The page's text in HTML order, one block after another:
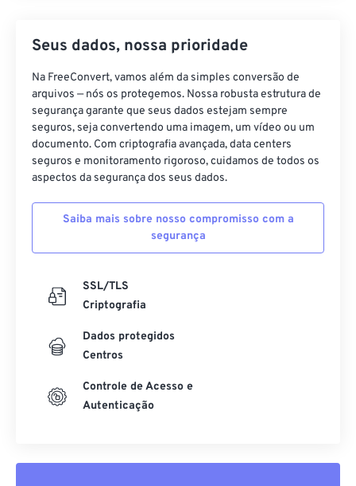
Seus dados, nossa prioridade
Na FreeConvert, vamos além da simples conversão de
arquivos — nós os protegemos. Nossa robusta estrutura de
segurança garante que seus dados estejam sempre
seguros, seja convertendo uma imagem, um vídeo ou um
documento. Com criptografia avançada, data centers
seguros e monitoramento rigoroso, cuidamos de todos os
aspectos da segurança dos seus dados.
Saiba mais sobre nosso compromisso com a
segurança
SSL/TLS
Criptografia
Dados protegidos
Centros
Controle de Acesso e
Autenticação